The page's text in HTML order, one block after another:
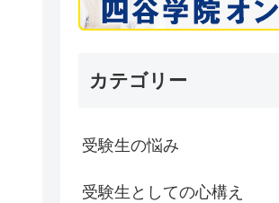
カテゴリー
受験生の悩み
受験生としての心構え